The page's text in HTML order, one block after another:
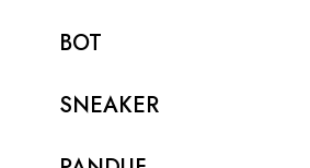
BOT
SNEAKER